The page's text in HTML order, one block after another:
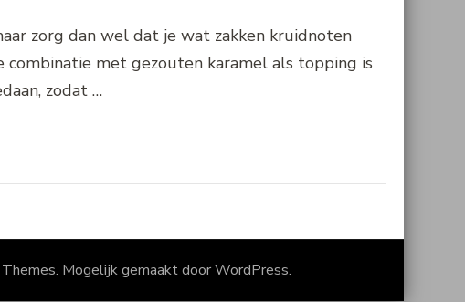
zorg dan wel dat je wat zakken kruidnoten
combinatie met gezouten karamel als topping is
zodat …
. Mogelijk gemaakt doorWordPress.